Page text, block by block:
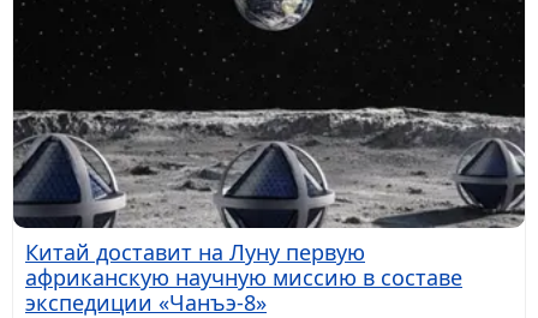
Китай доставит на Луну первую
африканскую научную миссию в составе
экспедиции «Чанъэ-8»